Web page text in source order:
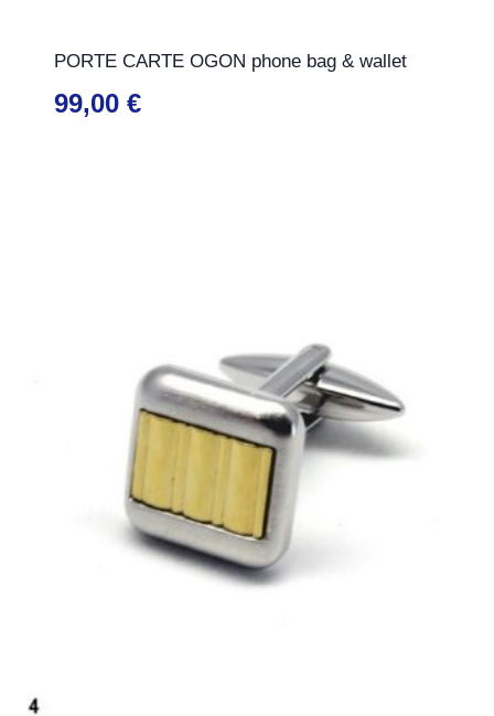
PORTE CARTE OGON phone bag & wallet
99,00 €